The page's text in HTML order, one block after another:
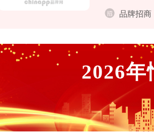
产销多达二千
国、美国、加
品牌招商
2026年